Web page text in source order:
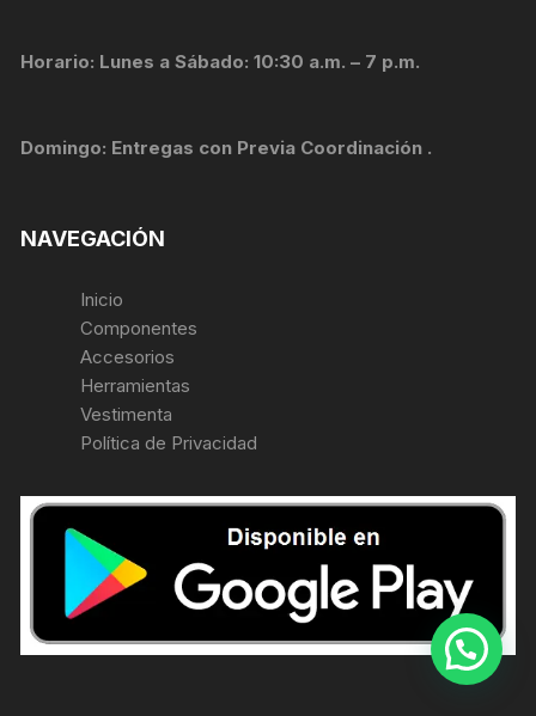
Horario: Lunes a Sábado: 10:30 a.m. – 7 p.m.
Domingo: Entregas con Previa Coordinación .
NAVEGACIÓN
Inicio
Componentes
Accesorios
Herramientas
Vestimenta
Política de Privacidad